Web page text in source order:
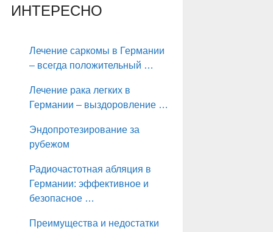
ИНТЕРЕСНО
Лечение саркомы в Германии
– всегда положительный …
Лечение рака легких в
Германии – выздоровление …
Эндопротезирование за
рубежом
Радиочастотная абляция в
Германии: эффективное и
безопасное …
Преимущества и недостатки